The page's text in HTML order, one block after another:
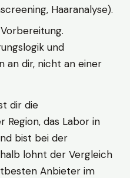
Haaranalyse).
und
an dir, nicht an einer
dir die
Region, das Labor in
bist bei der
lohnt der Vergleich
Anbieter im